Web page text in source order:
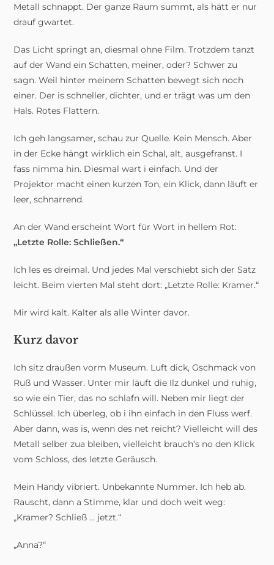
Metall schnappt. Der ganze Raum summt, als hätt er nur
drauf gwartet.
Das Licht springt an, diesmal ohne Film. Trotzdem tanzt
auf der Wand ein Schatten, meiner, oder? Schwer zu
sagn. Weil hinter meinem Schatten bewegt sich noch
einer. Der is schneller, dichter, und er trägt was um den
Hals. Rotes Flattern.
Ich geh langsamer, schau zur Quelle. Kein Mensch. Aber
in der Ecke hängt wirklich ein Schal, alt, ausgefranst. I
fass nimma hin. Diesmal wart i einfach. Und der
Projektor macht einen kurzen Ton, ein Klick, dann läuft er
leer, schnarrend.
An der Wand erscheint Wort für Wort in hellem Rot:
„Letzte Rolle: Schließen.“
Ich les es dreimal. Und jedes Mal verschiebt sich der Satz
leicht. Beim vierten Mal steht dort: „Letzte Rolle: Kramer.“
Mir wird kalt. Kalter als alle Winter davor.
Kurz davor
Ich sitz draußen vorm Museum. Luft dick, Gschmack von
Ruß und Wasser. Unter mir läuft die Ilz dunkel und ruhig,
so wie ein Tier, das no schlafn will. Neben mir liegt der
Schlüssel. Ich überleg, ob i ihn einfach in den Fluss werf.
Aber dann, was is, wenn des net reicht? Vielleicht will des
Metall selber zua bleiben, vielleicht brauch’s no den Klick
vom Schloss, des letzte Geräusch.
Mein Handy vibriert. Unbekannte Nummer. Ich heb ab.
Rauscht, dann a Stimme, klar und doch weit weg:
„Kramer? Schließ … jetzt.“
„Anna?“